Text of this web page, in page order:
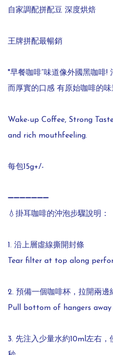
自家調配拼配豆 深度烘焙
王牌拼配最暢銷
"早餐咖啡”味道像外國黑咖啡!
而厚實的口感 有原始咖啡的
Wake-up Coffee, Strong
and rich mouthfeeling.
每包15g+/-
➖➖➖➖➖➖➖
💧掛耳咖啡的沖泡步驟說明：
1. 沿上層虛線撕開封條
Tear filter at top along
2. 預備一個咖啡杯，拉開兩邊
Pull bottom of hangers
3. 先注入少量水約10ml左右，